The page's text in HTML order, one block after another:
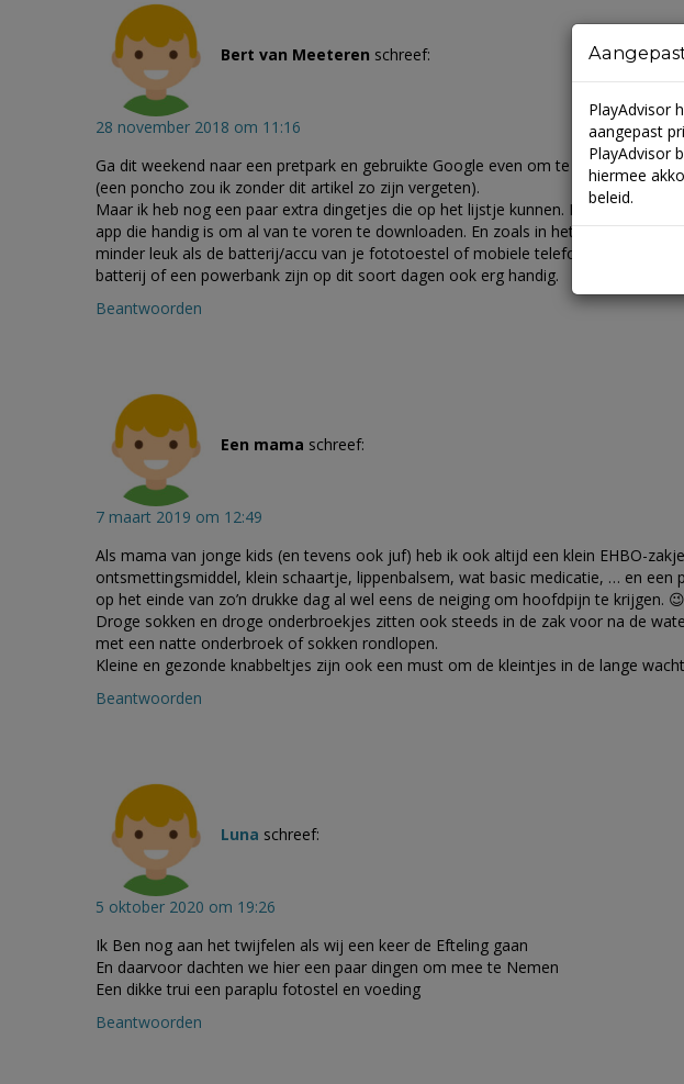
Bert van Meeteren schreef:
28 november 2018 om 11:16
Ga dit weekend naar een pretpark en gebruikte Google even om te controleren of
(een poncho zou ik zonder dit artikel zo zijn vergeten).
Maar ik heb nog een paar extra dingetjes die op het lijstje kunnen. De meeste
app die handig is om al van te voren te downloaden. En zoals in het artikel al
minder leuk als de batterij/accu van je fototoestel of mobiele telefoon leeg raakt
batterij of een powerbank zijn op dit soort dagen ook erg handig.
Beantwoorden
Een mama schreef:
7 maart 2019 om 12:49
Als mama van jonge kids (en tevens ook juf) heb ik ook altijd een klein EHBO-
ontsmettingsmiddel, klein schaartje, lippenbalsem, wat basic medicatie, … en een
op het einde van zo’n drukke dag al wel eens de neiging om hoofdpijn te krijgen. 😉
Droge sokken en droge onderbroekjes zitten ook steeds in de zak voor na de
met een natte onderbroek of sokken rondlopen.
Kleine en gezonde knabbeltjes zijn ook een must om de kleintjes in de lange
Beantwoorden
Luna schreef:
5 oktober 2020 om 19:26
Ik Ben nog aan het twijfelen als wij een keer de Efteling gaan
En daarvoor dachten we hier een paar dingen om mee te Nemen
Een dikke trui een paraplu fotostel en voeding
Beantwoorden
PlayAdvisor
aangepast
PlayAdvisor
hiermee
beleid.